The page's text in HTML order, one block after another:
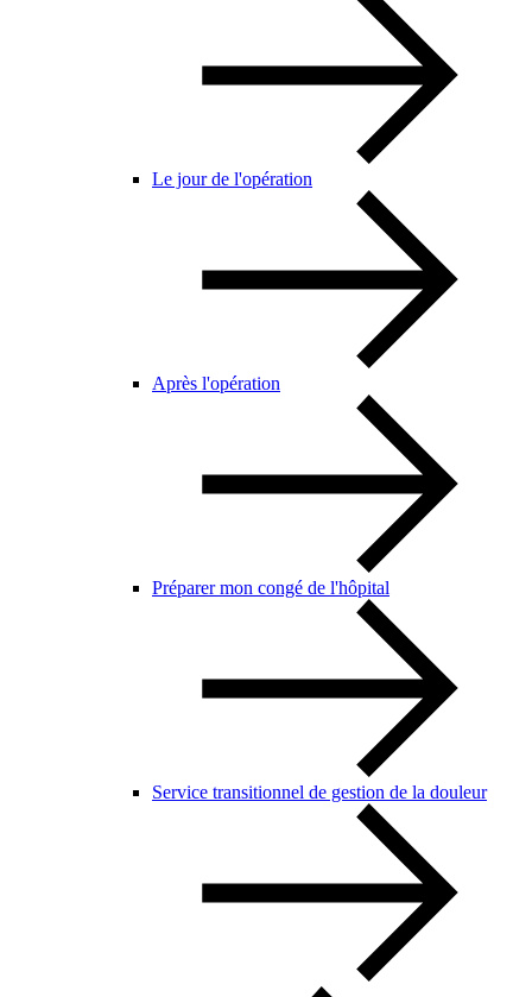
Le jour de l'opération
Après l'opération
Préparer mon congé de l'hôpital
Service transitionnel de gestion de la douleur